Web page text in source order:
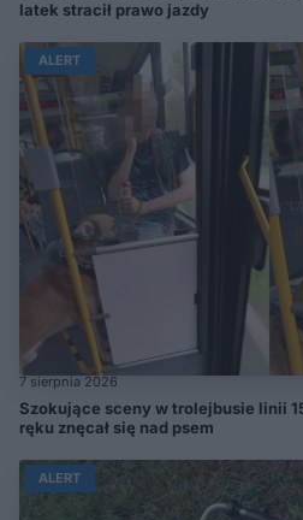
latek stracił prawo jazdy
ALERT
7 sierpnia 2026
Szokujące sceny w trolejbusie linii
ręku znęcał się nad psem
ALERT